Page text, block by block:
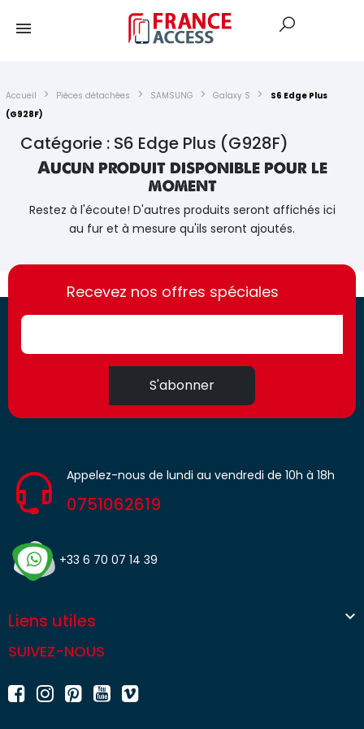
Accueil Pièces détachées SAMSUNG Galaxy S
S6 Edge Plus
(G928F)
Catégorie : S6 Edge Plus (G928F)
Aucun produit disponible pour le
moment
Restez à l'écoute! D'autres produits seront affichés ici
au fur et à mesure qu'ils seront ajoutés.
https://france-
access.fr
https://france-
access.fr
Recevez nos offres spéciales
S'abonner
Appelez-nous de lundi au vendredi de 10h à 18h
0751062619
+33 6 70 07 14 39
Liens utiles 
SUIVEZ-NOUS